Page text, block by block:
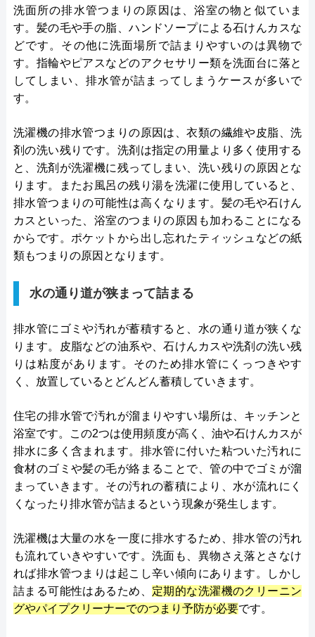
洗面所の排水管つまりの原因は、浴室の物と似ていま
す。髪の毛や手の脂、ハンドソープによる石けんカスな
どです。その他に洗面場所で詰まりやすいのは異物で
す。指輪やピアスなどのアクセサリー類を洗面台に落と
してしまい、排水管が詰まってしまうケースが多いで
す。
洗濯機の排水管つまりの原因は、衣類の繊維や皮脂、洗
剤の洗い残りです。洗剤は指定の用量より多く使用する
と、洗剤が洗濯機に残ってしまい、洗い残りの原因とな
ります。またお風呂の残り湯を洗濯に使用していると、
排水管つまりの可能性は高くなります。髪の毛や石けん
カスといった、浴室のつまりの原因も加わることになる
からです。ポケットから出し忘れたティッシュなどの紙
類もつまりの原因となります。
水の通り道が狭まって詰まる
排水管にゴミや汚れが蓄積すると、水の通り道が狭くな
ります。皮脂などの油系や、石けんカスや洗剤の洗い残
りは粘度があります。そのため排水管にくっつきやす
く、放置しているとどんどん蓄積していきます。
住宅の排水管で汚れが溜まりやすい場所は、キッチンと
浴室です。この2つは使用頻度が高く、油や石けんカスが
排水に多く含まれます。排水管に付いた粘ついた汚れに
食材のゴミや髪の毛が絡まることで、管の中でゴミが溜
まっていきます。その汚れの蓄積により、水が流れにく
くなったり排水管が詰まるという現象が発生します。
洗濯機は大量の水を一度に排水するため、排水管の汚れ
も流れていきやすいです。洗面も、異物さえ落とさなけ
れば排水管つまりは起こし辛い傾向にあります。しかし
詰まる可能性はあるため、 定期的な洗濯機のクリーニン
グやパイプクリーナーでのつまり予防が必要です。